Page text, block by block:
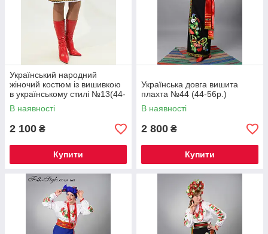
Український народний
жіночий костюм із вишивкою
в українському стилі №13(44-
48р.)
В наявності
2 100 ₴
Купити
Українська довга вишита
плахта №44 (44-56р.)
В наявності
2 800 ₴
Купити